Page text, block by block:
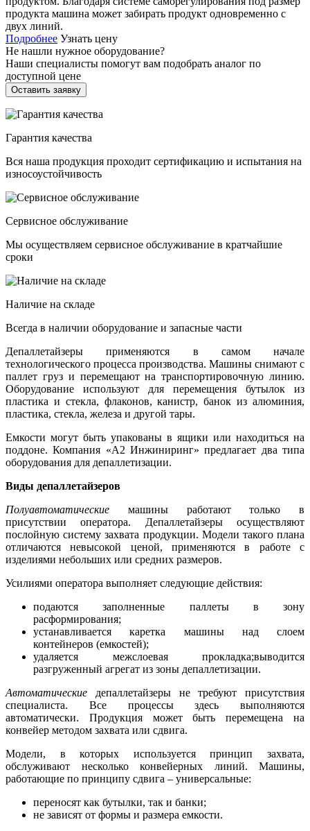
продукта машина может забирать продукт одновременно с
двух линий.
Подробнее Узнать цену
Не нашли нужное оборудование?
Наши специалисты помогут вам подобрать аналог по
доступной цене
Оставить заявку
Гарантия качества
Вся наша продукция проходит сертификацию и испытания на
износоустойчивость
Сервисное обслуживание
Мы осуществляем сервисное обслуживание в кратчайшие
сроки
Наличие на складе
Всегда в наличии оборудование и запасные части
Депаллетайзеры применяются в самом начале
технологического процесса производства. Машины снимают с
паллет груз и перемещают на транспортировочную линию.
Оборудование используют для перемещения бутылок из
пластика и стекла, флаконов, канистр, банок из алюминия,
пластика, стекла, железа и другой тары.
Емкости могут быть упакованы в ящики или находиться на
поддоне. Компания «А2 Инжиниринг» предлагает два типа
оборудования для депаллетизации.
Виды депаллетайзеров
Полуавтоматические машины работают только в
присутствии оператора. Депаллетайзеры осуществляют
послойную систему захвата продукции. Модели такого плана
отличаются невысокой ценой, применяются в работе с
изделиями небольших или средних размеров.
Усилиями оператора выполняет следующие действия:
подаются заполненные паллеты в зону
расформирования;
устанавливается каретка машины над слоем
контейнеров (емкостей);
удаляется межслоевая прокладка;выводится
разгруженный агрегат из зоны депаллетизации.
Автоматические депаллетайзеры не требуют присутствия
специалиста. Все процессы здесь выполняются
автоматически. Продукция может быть перемещена на
конвейер методом захвата или сдвига.
Модели, в которых используется принцип захвата,
обслуживают несколько конвейерных линий. Машины,
работающие по принципу сдвига – универсальные:
переносят как бутылки, так и банки;
не зависят от формы и размера емкости.